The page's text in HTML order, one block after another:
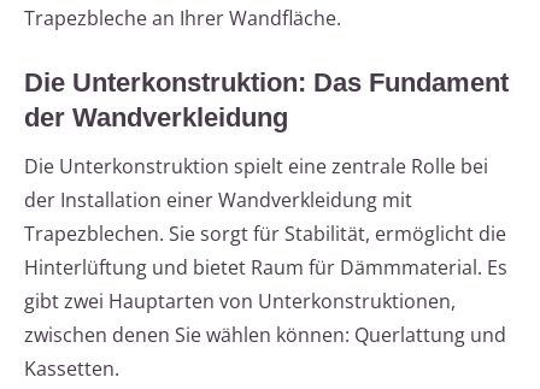
Trapezbleche an Ihrer Wandfläche.
Die Unterkonstruktion: Das Fundament
der Wandverkleidung
Die Unterkonstruktion spielt eine zentrale Rolle bei
der Installation einer Wandverkleidung mit
Trapezblechen. Sie sorgt für Stabilität, ermöglicht die
Hinterlüftung und bietet Raum für Dämmmaterial. Es
gibt zwei Hauptarten von Unterkonstruktionen,
zwischen denen Sie wählen können: Querlattung und
Kassetten.